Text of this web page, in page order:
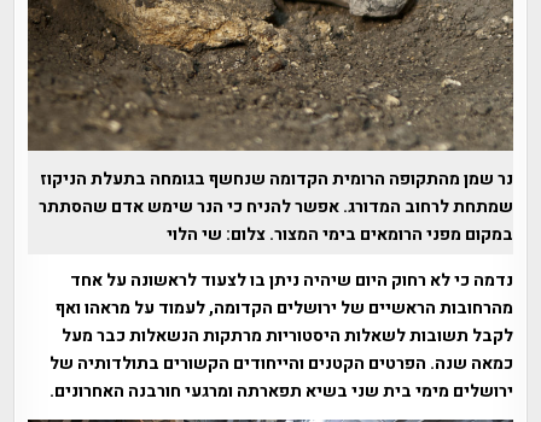
נר שמן מהתקופה הרומית הקדומה שנחשף בגומחה בתעלת הניקוז
שמתחת לרחוב המדורג. אפשר להניח כי הנר שימש אדם שהסתתר
במקום מפני הרומאים בימי המצור. צלום: שי הלוי
נדמה כי לא רחוק היום שיהיה ניתן בו לצעוד לראשונה על אחד
מהרחובות הראשיים של ירושלים הקדומה, לעמוד על מראהו ואף
לקבל תשובות לשאלות היסטוריות מרתקות הנשאלות כבר מעל
כמאה שנה. הפרטים הקטנים והייחודים הקשורים בתולדותיה של
ירושלים מימי בית שני בשיא תפארתה ומרגעי חורבנה האחרונים.